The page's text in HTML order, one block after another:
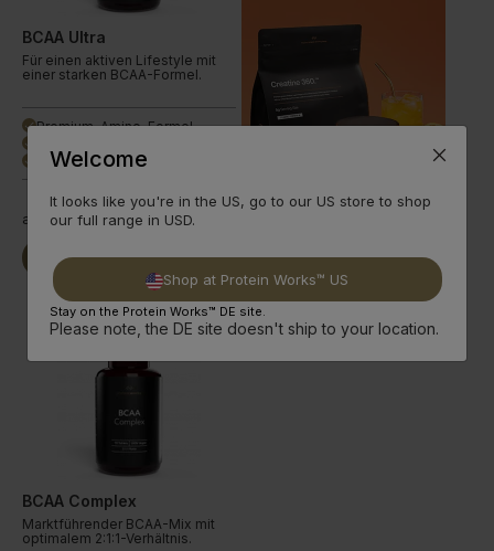
BCAA Ultra
Für einen aktiven Lifestyle mit
einer starken BCAA-Formel.
donePremium-Amino-Formel
done
done mTOR Aktivator
ab 8,99€
Jetzt Kaufen Weiterlesen
BCAA Complex
Marktführender BCAA-Mix mit
optimalem 2:1:1-Verhältnis.
Welcome
It looks like you're in the US, go to our US store to shop
our full range in USD.
Shop at Protein Works™ US
Stay on the Protein Works™ DE site.
Please note, the DE site doesn't ship to your location.